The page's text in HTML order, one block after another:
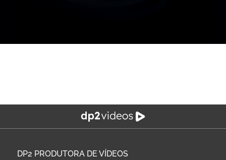
DP2 PRODUTORA DE VÍDEOS